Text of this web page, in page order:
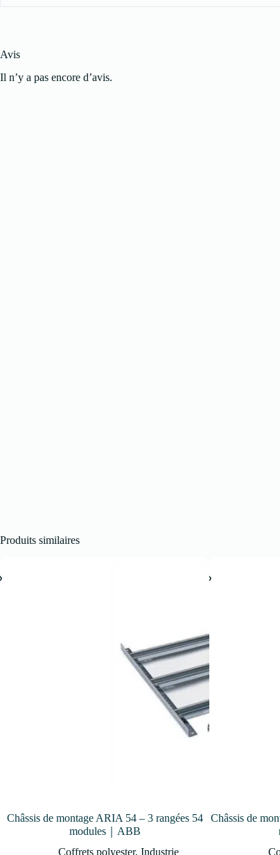
Avis
Il n’y a pas encore d’avis.
Produits similaires
Châssis de montage ARIA 54 – 3 rangées 54
modules｜ABB
Coffrets polyester,Industrie
Châssis de